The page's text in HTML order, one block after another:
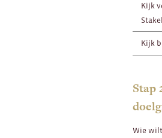
Kijk
Kijk
Stap
Wie